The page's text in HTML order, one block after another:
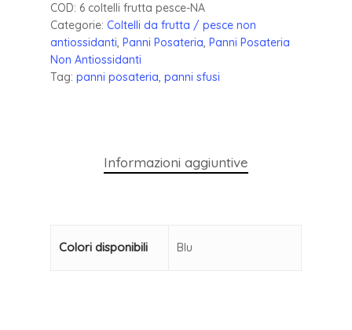
COD: 6 coltelli frutta pesce-NA
Categorie: Coltelli da frutta / pesce non
antiossidanti, Panni Posateria, Panni Posateria
Non Antiossidanti
Tag: panni posateria, panni sfusi
Informazioni aggiuntive
Colori disponibili Blu